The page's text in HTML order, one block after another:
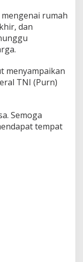
rumah
dan
menyampaikan
TNI (Purn)
Semoga
tempat